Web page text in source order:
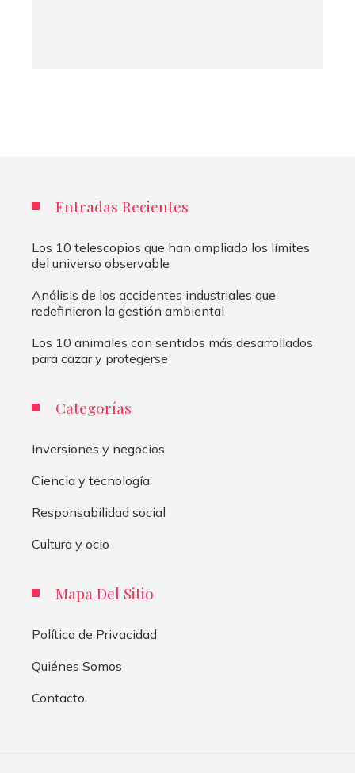
Entradas Recientes
Los 10 telescopios que han ampliado los límites
del universo observable
Análisis de los accidentes industriales que
redefinieron la gestión ambiental
Los 10 animales con sentidos más desarrollados
para cazar y protegerse
Categorías
Inversiones y negocios
Ciencia y tecnología
Responsabilidad social
Cultura y ocio
Mapa Del Sitio
Política de Privacidad
Quiénes Somos
Contacto